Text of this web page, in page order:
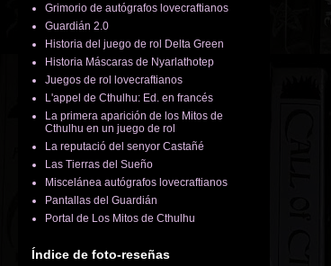
Grimorio de autógrafos lovecraftianos
Guardián 2.0
Historia del juego de rol Delta Green
Historia Máscaras de Nyarlathotep
Juegos de rol lovecraftianos
L'appel de Cthulhu: Ed. en francés
La primera aparición de los Mitos de
Cthulhu en un juego de rol
La reputació del senyor Castañé
Las Tierras del Sueño
Miscelánea autógrafos lovecraftianos
Pantallas del Guardián
Portal de Los Mitos de Cthulhu
Índice de foto-reseñas